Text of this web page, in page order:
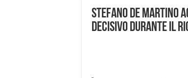
Stefano De Martino
decisivo durante il